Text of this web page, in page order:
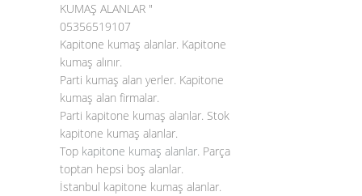
KUMAŞ ALANLAR "
05356519107
Kapitone kumaş alanlar. Kapitone
kumaş alınır.
Parti kumaş alan yerler. Kapitone
kumaş alan firmalar.
Parti kapitone kumaş alanlar. Stok
kapitone kumaş alanlar.
Top kapitone kumaş alanlar. Parça
toptan hepsi boş alanlar.
İstanbul kapitone kumaş alanlar.